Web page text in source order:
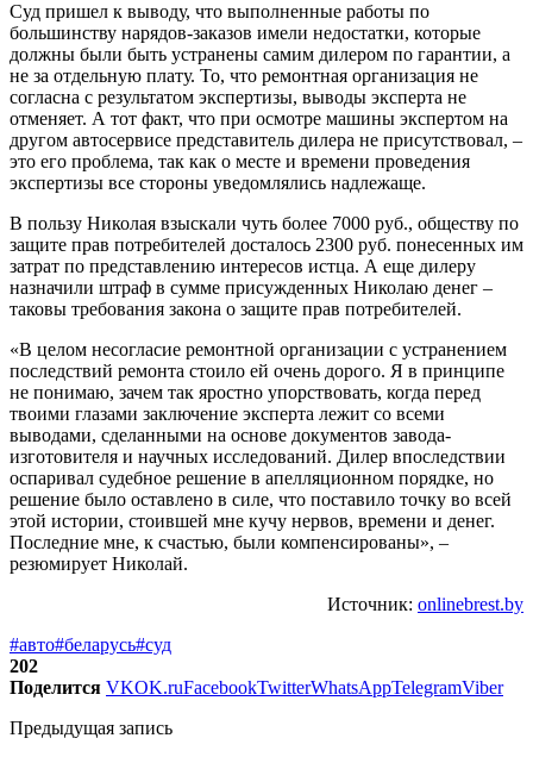
Суд пришел к выводу, что выполненные работы по
большинству нарядов-заказов имели недостатки, которые
должны были быть устранены самим дилером по гарантии, а
не за отдельную плату. То, что ремонтная организация не
согласна с результатом экспертизы, выводы эксперта не
отменяет. А тот факт, что при осмотре машины экспертом на
другом автосервисе представитель дилера не присутствовал, –
это его проблема, так как о месте и времени проведения
экспертизы все стороны уведомлялись надлежаще.
В пользу Николая взыскали чуть более 7000 руб., обществу по
защите прав потребителей досталось 2300 руб. понесенных им
затрат по представлению интересов истца. А еще дилеру
назначили штраф в сумме присужденных Николаю денег –
таковы требования закона о защите прав потребителей.
«В целом несогласие ремонтной организации с устранением
последствий ремонта стоило ей очень дорого. Я в принципе
не понимаю, зачем так яростно упорствовать, когда перед
твоими глазами заключение эксперта лежит со всеми
выводами, сделанными на основе документов завода-
изготовителя и научных исследований. Дилер впоследствии
оспаривал судебное решение в апелляционном порядке, но
решение было оставлено в силе, что поставило точку во всей
этой истории, стоившей мне кучу нервов, времени и денег.
Последние мне, к счастью, были компенсированы», –
резюмирует Николай.
Источник: onlinebrest.by
#авто#беларусь#суд
202
Поделится VKOK.ruFacebookTwitterWhatsAppTelegramViber
Предыдущая запись